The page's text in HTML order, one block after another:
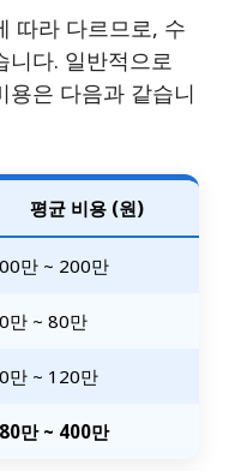
따라 다르므로, 수
니다. 일반적으로
용은 다음과 같습니
평균 비용 (원)
만 ~ 200만
만 ~ 80만
만 ~ 120만
만 ~ 400만